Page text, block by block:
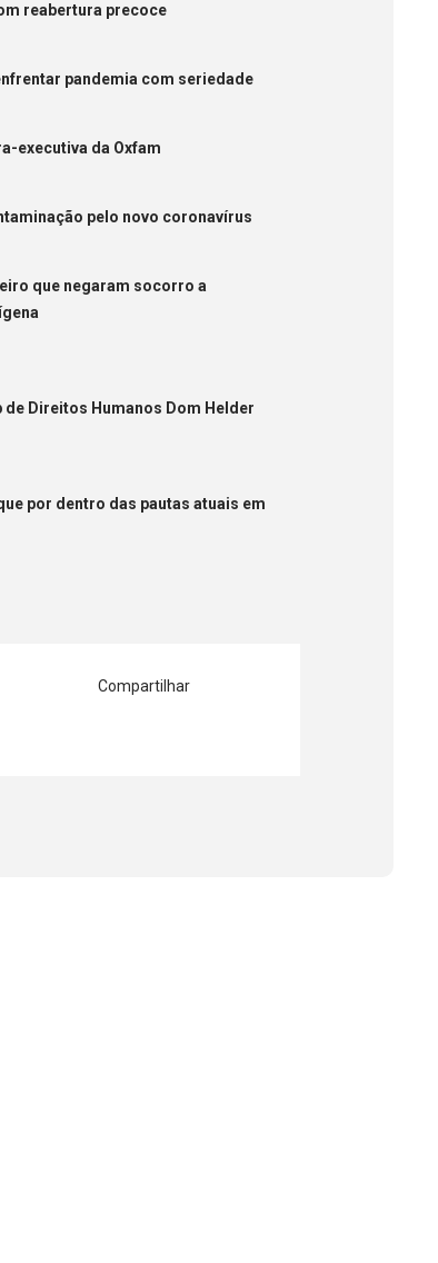
reabertura precoce
pandemia com seriedade
executiva da Oxfam
pelo novo coronavírus
que negaram socorro a
Direitos Humanos Dom Helder
por dentro das pautas atuais em
Compartilhar